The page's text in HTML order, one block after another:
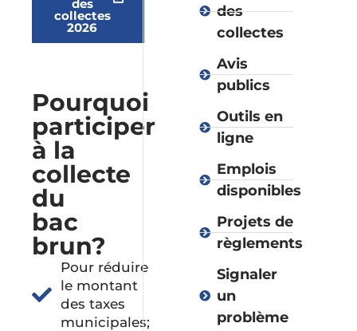
des
collectes
2026
Pourquoi
participer
à la
collecte
du
bac
brun?
Pour réduire
le montant
des taxes
municipales;
des
collectes
Avis
publics
Outils en
ligne
Emplois
disponibles
Projets de
règlements
Signaler
un
problème